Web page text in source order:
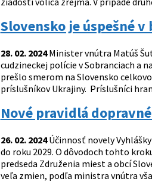
Slovensko je úspešné
28. 02. 2024Minister vnútra Matúš
cudzineckej polície v Sobranciach a
prešlo smerom na Slovensko
príslušníkov Ukrajiny. Príslušníci
Nové pravidlá
26. 02. 2024Účinnosť novely
do roku 2029. O dôvodoch tohto
predseda Združenia miest a obcí
veľa zmien, podľa ministra vnútra